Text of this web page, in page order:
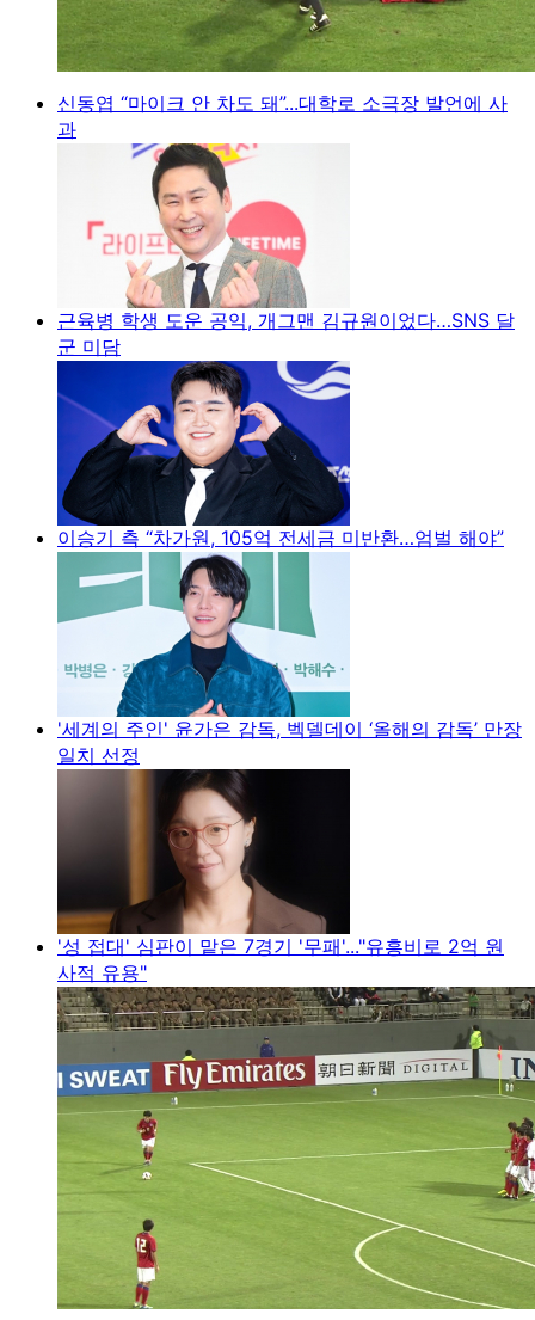
신동엽 “마이크 안 차도 돼”...대학로 소극장 발언에 사
과
근육병 학생 도운 공익, 개그맨 김규원이었다…SNS 달
군 미담
이승기 측 “차가원, 105억 전세금 미반환…엄벌 해야”
'세계의 주인' 윤가은 감독, 벡델데이 ‘올해의 감독’ 만장
일치 선정
'성 접대' 심판이 맡은 7경기 '무패'..."유흥비로 2억 원
사적 유용"